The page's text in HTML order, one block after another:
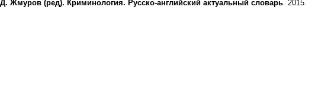
Д. Жмуров (ред). Криминология. Русско-английский актуальный словарь. 2015.